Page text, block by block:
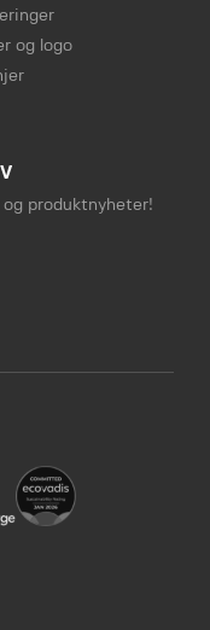
og logo
produktnyheter!